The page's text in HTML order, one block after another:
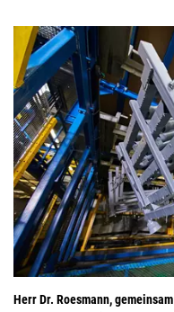
Herr Dr. Roesmann,